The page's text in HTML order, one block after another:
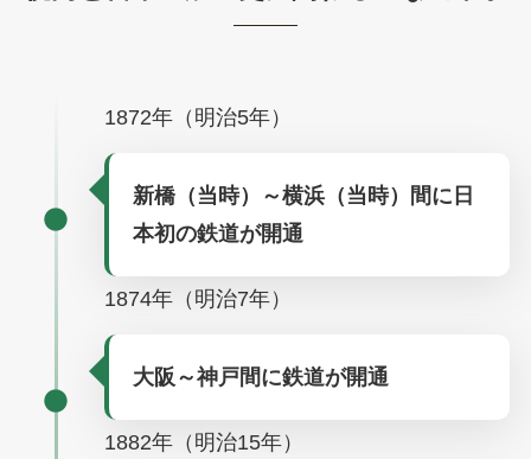
1872年（明治5年）
新橋（当時）～横浜（当時）間に日
本初の鉄道が開通
1874年（明治7年）
大阪～神戸間に鉄道が開通
1882年（明治15年）